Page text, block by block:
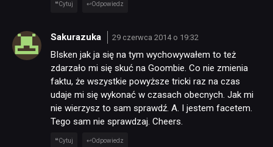
Cytuj Odpowiedz
Sakurazuka 29 czerwca 2014 o 19:32
BIsken jak ja się na tym wychowywałem to też
zdarzało mi się skuć na Goombie. Co nie zmienia
faktu, że wszystkie powyższe tricki raz na czas
udaje mi się wykonać w czasach obecnych. Jak mi
nie wierzysz to sam sprawdź. A. I jestem facetem.
Tego sam nie sprawdzaj. Cheers.
Cytuj Odpowiedz